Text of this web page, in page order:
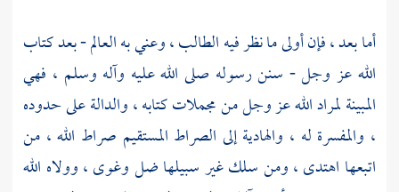
أما بعد ، فإن أولى ما نظر فيه الطالب ، وعني به العالم - بعد كتاب
الله عز وجل - سنن رسوله صلى الله عليه وآله وسلم ، فهي
المبينة لمراد الله عز وجل من مجملات كتابه ، والدالة على حدوده
، والمفسرة له ، والهادية إلى الصراط المستقيم صراط الله ، من
اتبعها اهتدى ، ومن سلك غير سبيلها ضل وغوى ، وولاه الله